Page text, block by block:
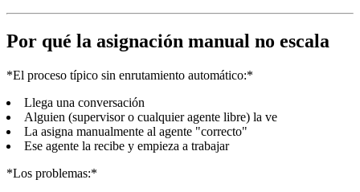
Por qué la asignación manual no escala
*El proceso típico sin enrutamiento automático:*
Llega una conversación
Alguien (supervisor o cualquier agente libre) la ve
La asigna manualmente al agente "correcto"
Ese agente la recibe y empieza a trabajar
*Los problemas:*